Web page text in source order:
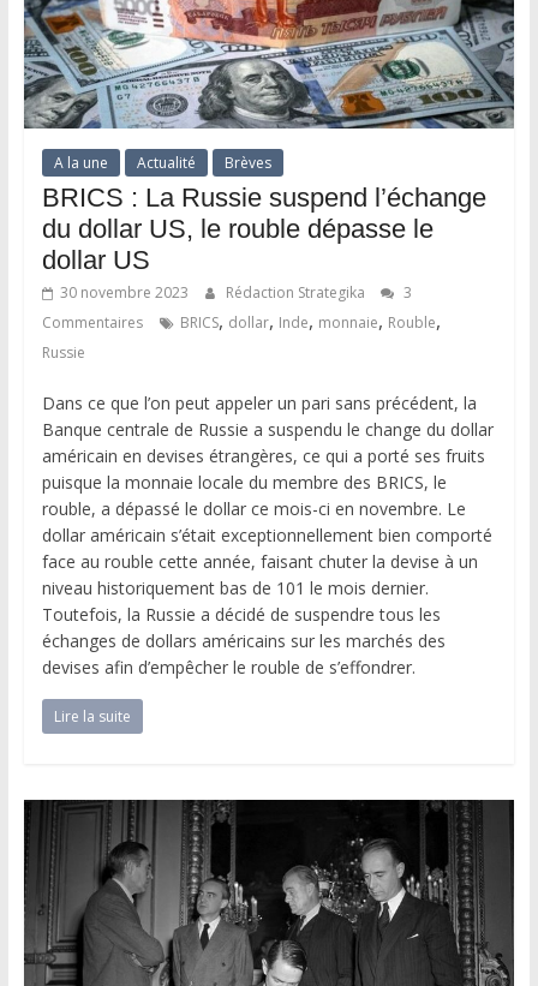
A la une Actualité Brèves
BRICS : La Russie suspend l’échange
du dollar US, le rouble dépasse le
dollar US
30 novembre 2023 Rédaction Strategika
3
Commentaires
BRICS, dollar, Inde, monnaie, Rouble,
Russie
Dans ce que l’on peut appeler un pari sans précédent, la
Banque centrale de Russie a suspendu le change du dollar
américain en devises étrangères, ce qui a porté ses fruits
puisque la monnaie locale du membre des BRICS, le
rouble, a dépassé le dollar ce mois-ci en novembre. Le
dollar américain s’était exceptionnellement bien comporté
face au rouble cette année, faisant chuter la devise à un
niveau historiquement bas de 101 le mois dernier.
Toutefois, la Russie a décidé de suspendre tous les
échanges de dollars américains sur les marchés des
devises afin d’empêcher le rouble de s’effondrer.
Lire la suite